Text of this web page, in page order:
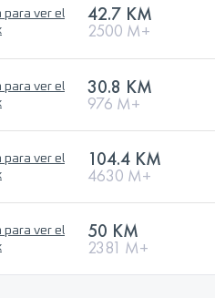
para ver el
42.7 KM
2500 M+
para ver el
30.8 KM
976 M+
para ver el
104.4 KM
4630 M+
para ver el
50 KM
2381 M+